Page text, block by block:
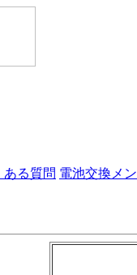
ある質問 電池交換メ